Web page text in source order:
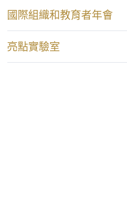
國際組織和教育者年會
亮點實驗室